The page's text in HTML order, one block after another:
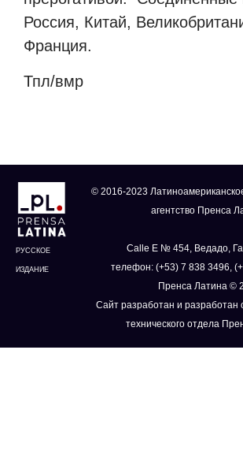
Россия, Китай,
Франция.
Тпл/вмр
РУССКОЕ
ИЗДАНИЕ
© 2016-2023
агентство Пренса
Calle E № 454, Ведадо,
телефон: (+53) 7 838 3496,
Пренса Латина ©
Сайт разработан и разработан
технического отдела